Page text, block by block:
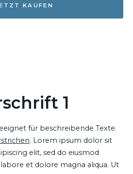
KAUFEN
1
für beschreibende Texte.
. Lorem ipsum dolor sit
elit, sed do eiusmod
et dolore magna aliqua. Ut